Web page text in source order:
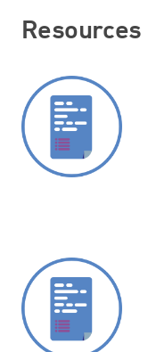
Resources